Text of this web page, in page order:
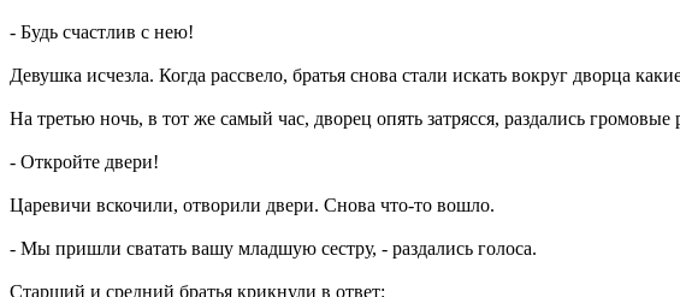
- Будь счастлив с нею!
Девушка исчезла. Когда рассвело, братья снова стали искать вокруг дворца
На третью ночь, в тот же самый час, дворец опять затрясся, раздались
- Откройте двери!
Царевичи вскочили, отворили двери. Снова что-то вошло.
- Мы пришли сватать вашу младшую сестру, - раздались голоса.
Старший и средний братья крикнули в ответ: